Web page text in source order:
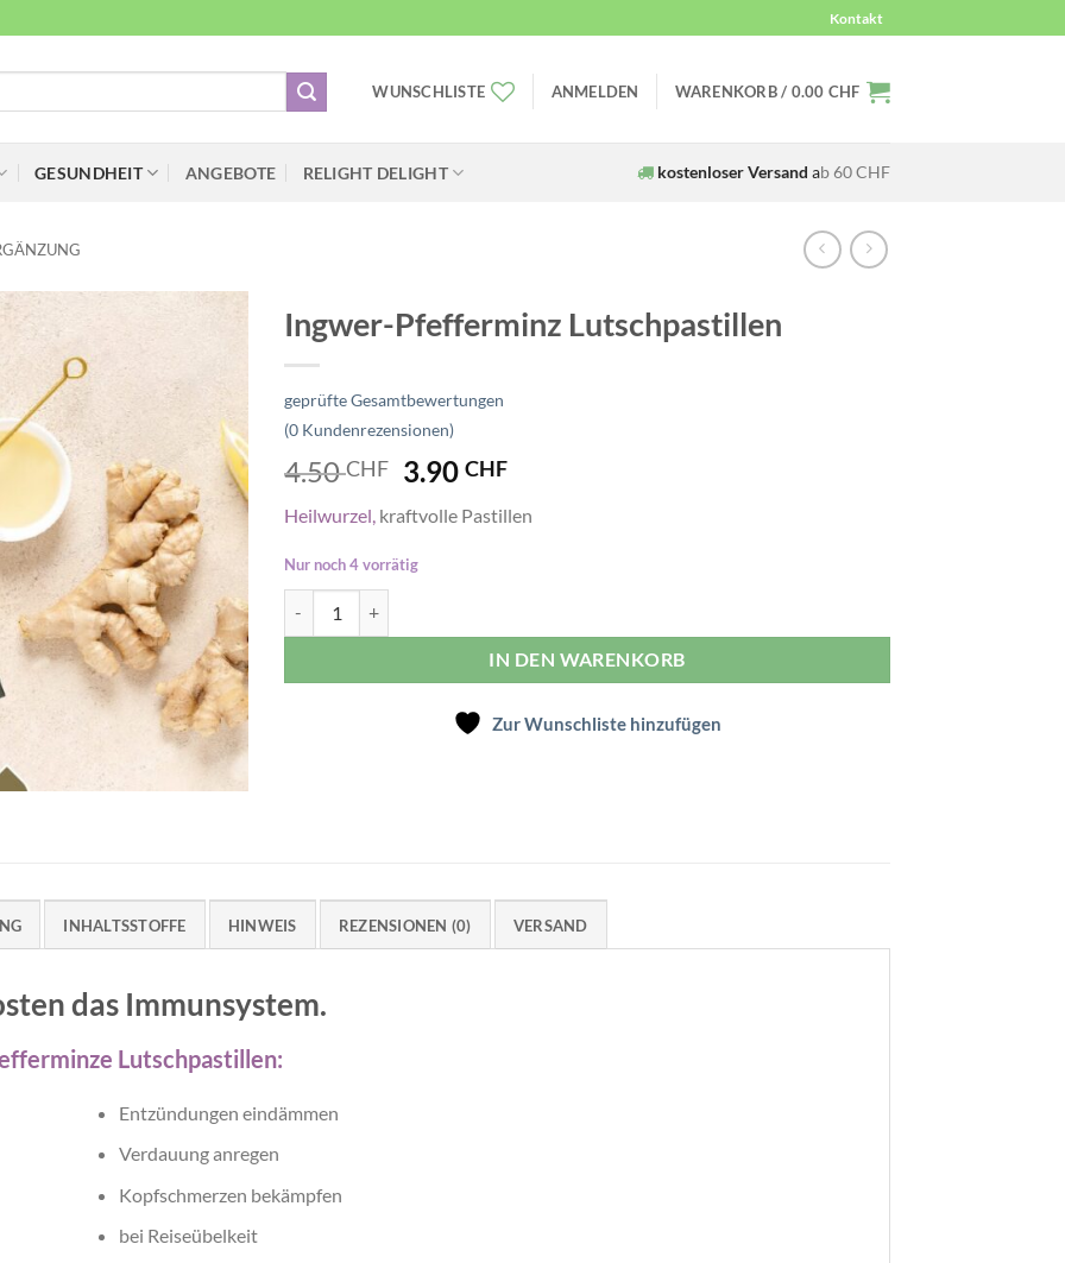
Kontakt
WUNSCHLISTE ANMELDEN WARENKORB / 0.00 CHF
GESUNDHEIT ANGEBOTE RELIGHT DELIGHT kostenloser Versand ab 60 CHF
Wunschliste
hinzufügen
Ingwer-Pfefferminz Lutschpastillen
geprüfte Gesamtbewertungen
(0 Kundenrezensionen)
4.50CHF Ursprünglicher
war:
4.50 CHF
3.90CHFAktueller
ist:
Heilwurzel, kraftvolle Pastillen
Nur noch 4 vorrätig
IN DEN WARENKORB
Zur Wunschliste hinzufügen
INHALTSSTOFFE HINWEIS REZENSIONEN (0) VERSAND
das Immunsystem.
Lutschpastillen:
Entzündungen eindämmen
Verdauung anregen
Kopfschmerzen bekämpfen
bei Reiseübelkeit